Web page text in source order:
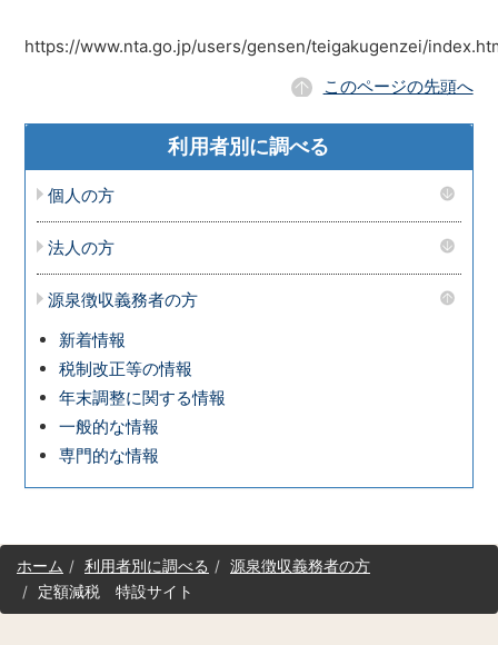
https://www.nta.go.jp/users/gensen/teigakugenzei/
このページの先頭へ
利用者別に調べる
個人の方
法人の方
源泉徴収義務者の方
新着情報
税制改正等の情報
年末調整に関する情報
一般的な情報
専門的な情報
サ
イホーム 利用者別に調べる
源泉徴収義務者の方
定額減税 特設サイト